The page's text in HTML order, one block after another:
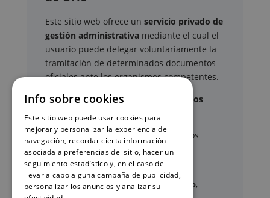
Este sitio web ofrece un servicio privado de
gestión administrativa mediante el cual el
usuario puede delegar voluntariamente la
tramitación de determinados documentos
oficiales ante los organismos competentes.
Documentos y trámites que podemos
gestionar
A través de nuestro servicio, podemos
gestionar, entre otros:
Certificados y partidas denacimiento,
Info sobre cookies
Este sitio web puede usar cookies para
mejorar y personalizar la experiencia de
navegación, recordar cierta información
asociada a preferencias del sitio, hacer un
seguimiento estadístico y, en el caso de
llevar a cabo alguna campaña de publicidad,
personalizar los anuncios y analizar su